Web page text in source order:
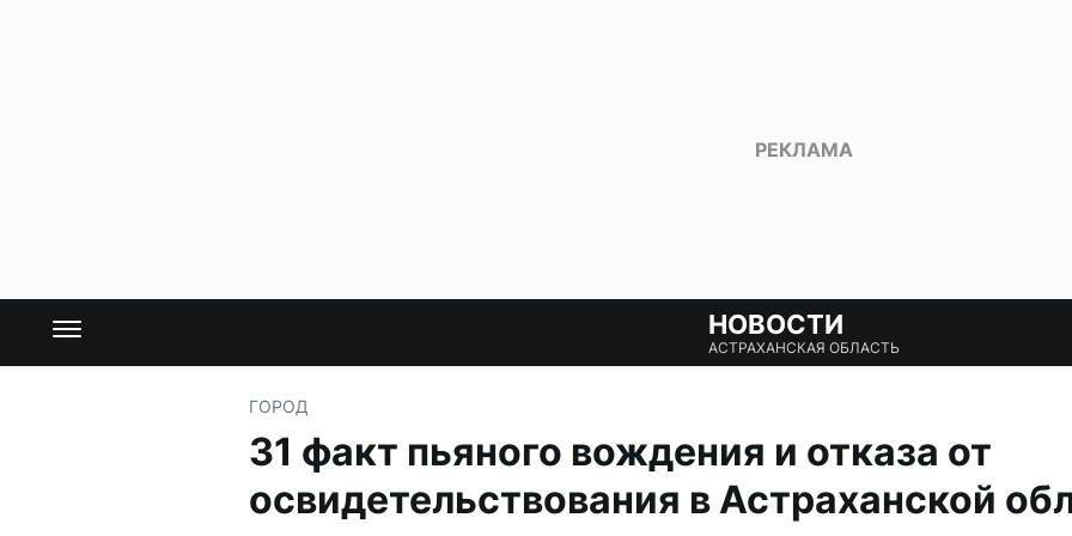
НОВОСТИ
АСТРАХАНСКАЯ ОБЛАСТЬ
ГОРОД
31 факт пьяного вождения и отказа от
освидетельствования в Астраханской